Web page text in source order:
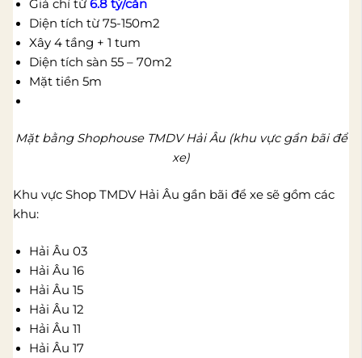
Giá chỉ từ 6.8 tỷ/căn
Diện tích từ 75-150m2
Xây 4 tầng + 1 tum
Diện tích sàn 55 – 70m2
Mặt tiền 5m
Mặt bằng Shophouse TMDV Hải Âu (khu vực gần bãi để
xe)
Khu vực Shop TMDV Hải Âu gần bãi để xe sẽ gồm các
khu:
Hải Âu 03
Hải Âu 16
Hải Âu 15
Hải Âu 12
Hải Âu 11
Hải Âu 17